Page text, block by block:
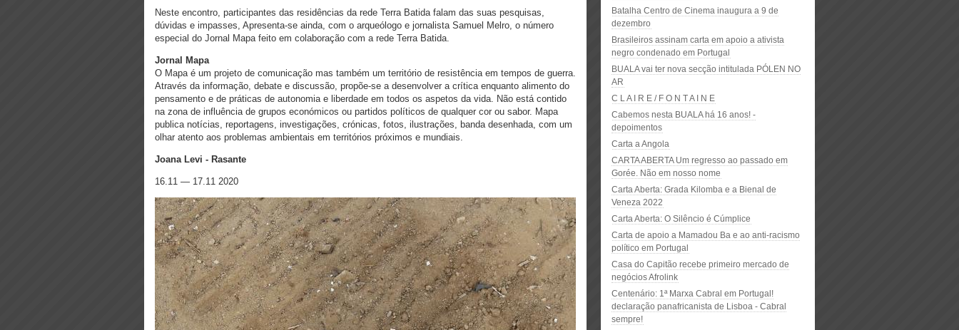
Neste encontro, participantes das residências da rede Terra Batida falam das suas pesquisas,
dúvidas e impasses, Apresenta-se ainda, com o arqueólogo e jornalista Samuel Melro, o número
especial do Jornal Mapa feito em colaboração com a rede Terra Batida.
Jornal Mapa
O Mapa é um projeto de comunicação mas também um território de resistência em tempos de guerra.
Através da informação, debate e discussão, propõe-se a desenvolver a crítica enquanto alimento do
pensamento e de práticas de autonomia e liberdade em todos os aspetos da vida. Não está contido
na zona de influência de grupos económicos ou partidos políticos de qualquer cor ou sabor. Mapa
publica notícias, reportagens, investigações, crónicas, fotos, ilustrações, banda desenhada, com um
olhar atento aos problemas ambientais em territórios próximos e mundiais.
Joana Levi - Rasante
16.11 — 17.11 2020
Batalha Centro de Cinema inaugura a 9 de
dezembro
Brasileiros assinam carta em apoio a ativista
negro condenado em Portugal
BUALA vai ter nova secção intitulada PÓLEN NO
AR
C L A I R E / F O N T A I N E
Cabemos nesta BUALA há 16 anos! -
depoimentos
Carta a Angola
CARTA ABERTA Um regresso ao passado em
Gorée. Não em nosso nome
Carta Aberta: Grada Kilomba e a Bienal de
Veneza 2022
Carta Aberta: O Silêncio é Cúmplice
Carta de apoio a Mamadou Ba e ao anti-racismo
político em Portugal
Casa do Capitão recebe primeiro mercado de
negócios Afrolink
Centenário: 1ª Marxa Cabral em Portugal!
declaração panafricanista de Lisboa - Cabral
sempre!